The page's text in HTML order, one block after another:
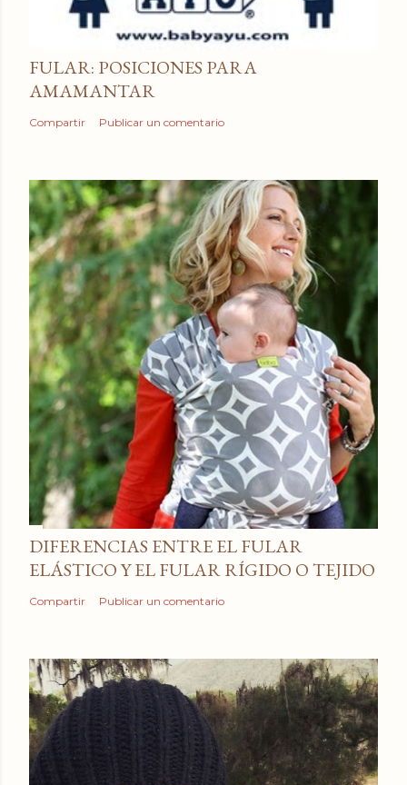
FULAR: POSICIONES PARA
AMAMANTAR
Compartir Publicar un comentario
DIFERENCIAS ENTRE EL FULAR
ELÁSTICO Y EL FULAR RÍGIDO O TEJIDO
Compartir Publicar un comentario